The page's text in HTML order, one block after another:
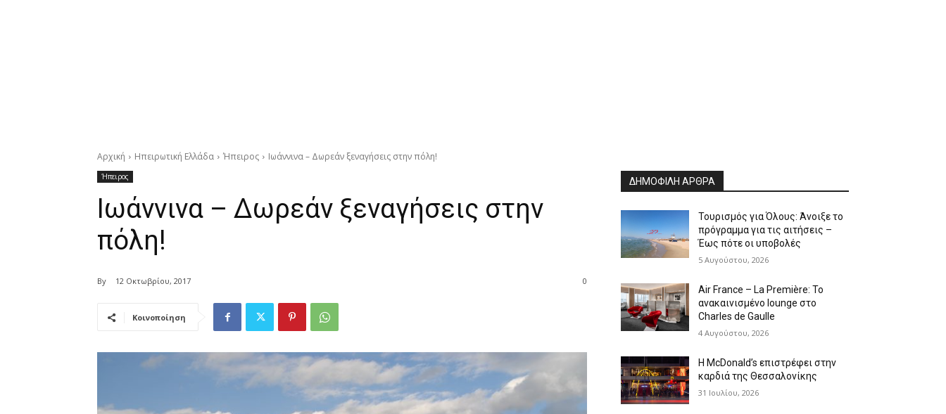
Αρχική Ηπειρωτική Ελλάδα Ήπειρος Ιωάννινα – Δωρεάν ξεναγήσεις στην πόλη!
Ήπειρος
Ιωάννινα – Δωρεάν ξεναγήσεις στην
πόλη!
By 12 Οκτωβρίου, 2017 0
Κοινοποίηση
ΔΗΜΟΦΙΛΗ ΑΡΘΡΑ
Τουρισμός για Όλους: Άνοιξε το
πρόγραμμα για τις αιτήσεις –
Έως πότε οι υποβολές
5 Αυγούστου, 2026
Air France – La Première: Το
ανακαινισμένο lounge στο
Charles de Gaulle
4 Αυγούστου, 2026
Η McDonald’s επιστρέφει στην
καρδιά της Θεσσαλονίκης
31 Ιουλίου, 2026